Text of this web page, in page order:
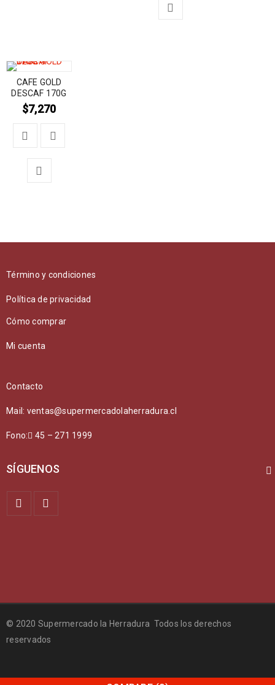
CAFE GOLD
DESCAF 170G
$7,270
Término y condiciones
Política de privacidad
Cómo comprar
Mi cuenta
Contacto
Mail: ventas@supermercadolaherradura.cl
Fono: 45 – 271 1999
SÍGUENOS
© 2020 Supermercado la Herradura Todos los derechos
reservados